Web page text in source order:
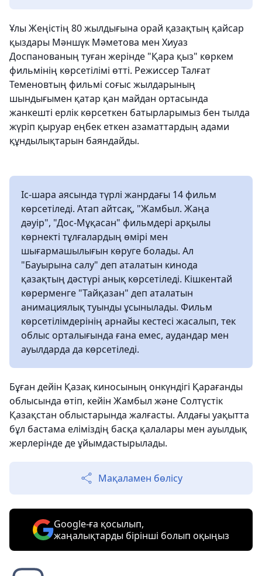
Ұлы Жеңістің 80 жылдығына орай қазақтың қайсар
қыздары Мәншүк Мәметова мен Хиуаз
Доспанованың туған жерінде "Қара қыз" көркем
фильмінің көрсетілімі өтті. Режиссер Талғат
Теменовтың фильмі соғыс жылдарының
шындығымен қатар қан майдан ортасында
жанкешті ерлік көрсеткен батырларымыз бен тылда
жүріп қыруар еңбек еткен азаматтардың адами
құндылықтарын баяндайды.
Іс-шара аясында түрлі жанрдағы 14 фильм
көрсетіледі. Атап айтсақ, "Жамбыл. Жаңа
дәуір", "Дос-Мұқасан" фильмдері арқылы
көрнекті тұлғалардың өмірі мен
шығармашылығын көруге болады. Ал
"Бауырына салу" деп аталатын кинода
қазақтың дәстүрі анық көрсетіледі. Кішкентай
көрерменге "Тайқазан" деп аталатын
анимациялық туынды ұсынылады. Фильм
көрсетілімдерінің арнайы кестесі жасалып, тек
облыс орталығында ғана емес, аудандар мен
ауылдарда да көрсетіледі.
Бұған дейін Қазақ киносының онкүндігі Қарағанды
облысында өтіп, кейін Жамбыл және Солтүстік
Қазақстан облыстарында жалғасты. Алдағы уақытта
бұл бастама еліміздің басқа қалалары мен ауылдық
жерлерінде де ұйымдастырылады.
Мақаламен бөлісу
Google-ға қосылып,
жаңалықтарды бірінші болып оқыңыз